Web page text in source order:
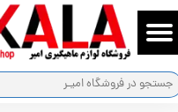
حساب کاربری من
تغییر گذر واژه